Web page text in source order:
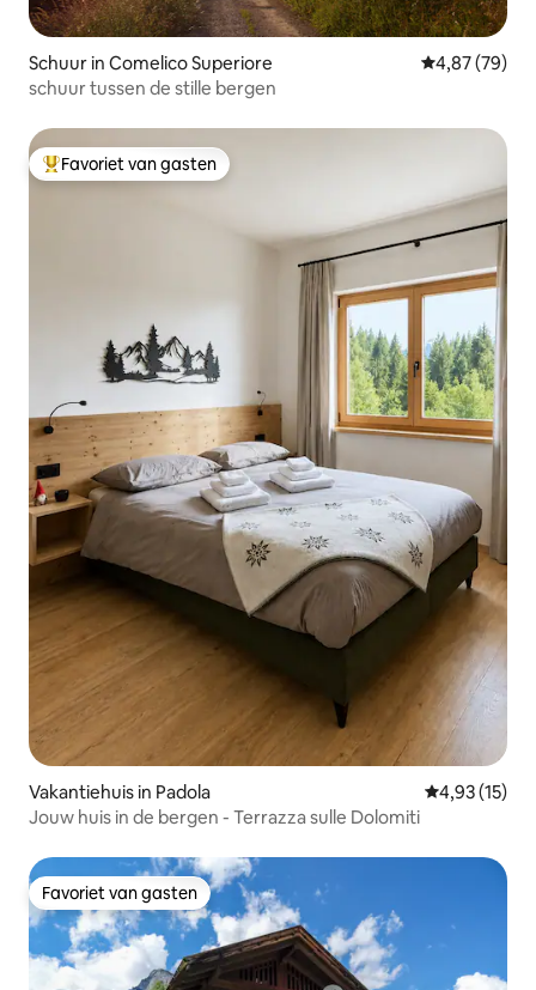
Schuur in Comelico Superiore Gemiddelde
4,87 (79)
schuur tussen de stille bergen
Topfavoriet van gasten
Favoriet van gasten
Vakantiehuis in Padola Gemiddelde
4,93 (15)
Jouw huis in de bergen - Terrazza sulle Dolomiti
Favoriet van gasten
Favoriet van gasten